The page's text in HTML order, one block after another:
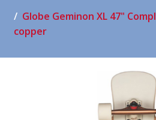
Globe Geminon XL 47"
copper